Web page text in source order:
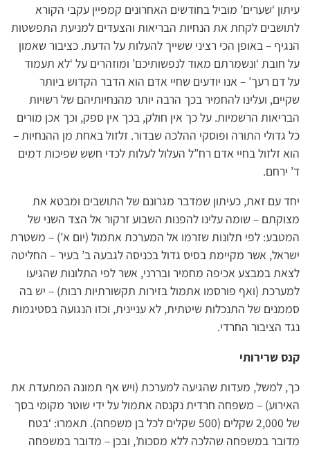
עיתון ‘שערים’ מוביל בחודשים האחרונים קמפיין עקבי הקורא
לתושבים לקחת את הנחיות הבריאות והצעדים למניעת התפשטות
הנגיף – באופן הכי רציני ששייך להעלות על הדעת. כציבור שאמון
על חובת ‘ונשמרתם מאוד לנפשותיכם’ ומוזהרים על ‘לא תעמוד
על דם רעך’ – אנו יודעים שחיי אדם הוא הדבר הקדוש ביותר
שקיים, ועלינו להחמיר בכך הרבה יותר מהנחיותיהם של רשויות
הבריאות הרשמיות. על כך אין חולק, בכך אין ספק, וכך אכן מורים
כל גדולי התורה ופוסקי ההלכה שבדור. זלזול באחת מן ההנחיות –
הוא זלזול בחיי אדם רח”ל העלול לעלות לכדי חשש שפיכות דמים
ד’ ירחם.
יחד עם זאת, כעיתון שמדבר מגרונם של התושבים ומבטא את
מצוקתם – שומה עלינו להפנות השבוע זרקור אל הצד השני של
המטבע: לפי תלונות שזרמו אל המערכת אתמול (יום א’) – משטרת
ישראל, אשר מקיימת בסיס גדול בכניסה לגבעה ב’ בעיר – החליטה
לצאת במבצע אכיפה מחמיר ובררני, אשר לפי התלונות שהגיעו
למערכת (ואף פורסמו אתמול בזירות תקשורתיות רבות) – יש בה
סממנים של התנכלות שיטתית, לא עניינית, וכזו הנגועה בסטיגמות
נגד הציבור החרדי.
קנס שרירותי
כך, למשל, מעדות שהגיעה למערכת (ויש אף תמונה המתעדת את
האירוע) – משפחה חרדית נקנסה אתמול על ידי שוטר מקומי בסך
של 2,000 שקלים (500 שקלים לכל בן משפחה). תאמרו: ‘בטח
מדובר במשפחה שהלכה ללא מסכות’, ובכן – מדובר במשפחה